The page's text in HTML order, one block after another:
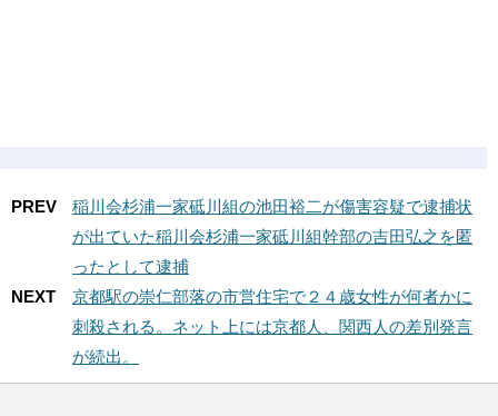
PREV
稲川会杉浦一家砥川組の池田裕二が傷害容疑で逮捕状
が出ていた稲川会杉浦一家砥川組幹部の吉田弘之を匿
ったとして逮捕
NEXT
京都駅の崇仁部落の市営住宅で２４歳女性が何者かに
刺殺される。ネット上には京都人、関西人の差別発言
が続出。